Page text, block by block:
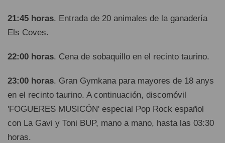
21:45 horas. Entrada de 20 animales de la ganadería
Els Coves.
22:00 horas. Cena de sobaquillo en el recinto taurino.
23:00 horas. Gran Gymkana para mayores de 18 anys
en el recinto taurino. A continuación, discomóvil
'FOGUERES MUSICÓN' especial Pop Rock español
con La Gavi y Toni BUP, mano a mano, hasta las 03:30
horas.